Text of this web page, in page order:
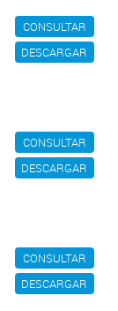
CONSULTAR
DESCARGAR
CONSULTAR
DESCARGAR
CONSULTAR
DESCARGAR